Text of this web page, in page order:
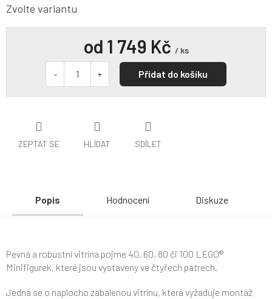
Zvolte variantu
ZEPTAT SE HLÍDAT SDÍLET
od 1 749 Kč / ks
Přidat do košíku
Popis Hodnocení Diskuze
Pevná a robustní vitrína pojme 40, 60, 80 či 100 LEGO®
Minifigurek, které jsou vystaveny ve čtyřech patrech.
Jedná se o naplocho zabalenou vitrínu, která vyžaduje montáž